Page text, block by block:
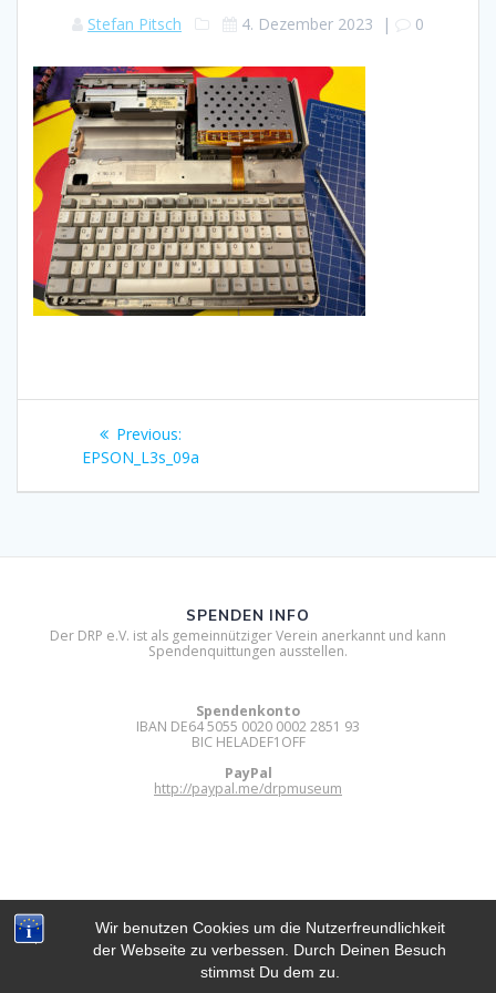
Wir benutzen Cookies um die Nutzerfreundlichkeit
der Webseite zu verbessen. Durch Deinen Besuch
stimmst Du dem zu.
Stefan Pitsch 4. Dezember 2023 | 0
Beitragsnavigation
Previous:Previous
post:
EPSON_L3s_09a
DIGITAL RETRO PARK E.V.
SPENDEN INFO
Der DRP e.V. ist als gemeinnütziger Verein anerkannt und kann
Spendenquittungen ausstellen.
Spendenkonto
IBAN DE64 5055 0020 0002 2851 93
BIC HELADEF1OFF
PayPal
http://paypal.me/drpmuseum